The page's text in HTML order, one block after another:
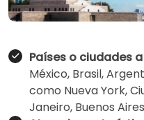
Países o ciudades
México, Brasil,
como Nueva York,
Janeiro, Buenos